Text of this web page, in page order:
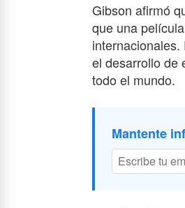
Gibson afirmó
que una
el desarrollo de
todo el mundo.
Mantente